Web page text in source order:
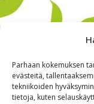
Parhaan kokemuksen
evästeitä,
tekniikoiden
tietoja, kuten